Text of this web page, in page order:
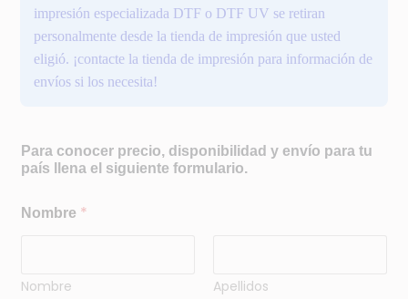
impresión especializada DTF o DTF UV se retiran
personalmente desde la tienda de impresión que usted
eligió. ¡contacte la tienda de impresión para información de
envíos si los necesita!
a
í
P
c
Para conocer precio, disponibilidad y envío para tu
país llena el siguiente formulario.
Nombre *
Nombre Apellidos